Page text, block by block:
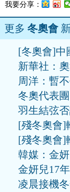
我要分享：
更多 冬奧會
[冬奧會]中
新華社：
周洋：暫
冬奧代表
羽生結弦
[殘冬奧會]
[殘冬奧會]
韓媒：金
金妍兒17
凌晨接機